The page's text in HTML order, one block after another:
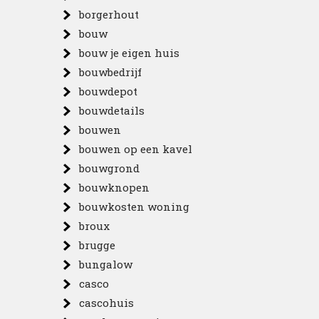
borgerhout
bouw
bouw je eigen huis
bouwbedrijf
bouwdepot
bouwdetails
bouwen
bouwen op een kavel
bouwgrond
bouwknopen
bouwkosten woning
broux
brugge
bungalow
casco
cascohuis